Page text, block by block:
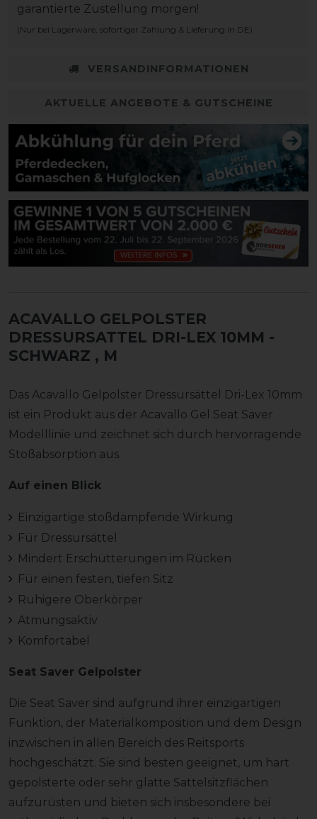
garantierte Zustellung morgen!
(Nur bei Lagerware, sofortiger Zahlung & Lieferung in DE)
VERSANDINFORMATIONEN
AKTUELLE ANGEBOTE & GUTSCHEINE
ACAVALLO GELPOLSTER
DRESSURSATTEL DRI-LEX 10MM -
SCHWARZ , M
Das Acavallo Gelpolster Dressursättel Dri-Lex 10mm
ist ein Produkt aus der Acavallo Gel Seat Saver
Modelllinie und zeichnet sich durch hervorragende
Stoßabsorption aus.
Auf einen Blick
Einzigartige stoßdämpfende Wirkung
Für Dressursättel
Mindert Erschütterungen im Rücken
Für einen festen, tiefen Sitz
Ruhigere Oberkörper
Atmungsaktiv
Komfortabel
Seat Saver Gelpolster
Die Seat Saver sind aufgrund ihrer einzigartigen
Funktion, der Materialkomposition und dem Design
inzwischen in allen Bereich des Reitsports
hochgeschätzt. Sie sind besten geeignet, um hart
gepolsterte oder sehr glatte Sattelsitzflächen
aufzurüsten und bieten sich insbesondere bei